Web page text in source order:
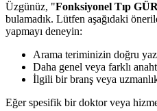
Üzgünüz, "Fonksiyonel Tıp
bulamadık. Lütfen aşağıdaki
yapmayı deneyin:
Arama teriminizin doğru
Daha genel veya farklı
İlgili bir branş veya
Eğer spesifik bir doktor veya